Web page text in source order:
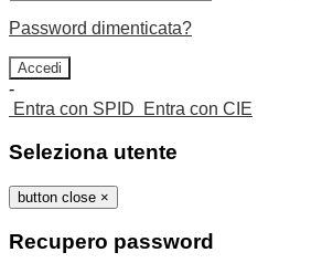
Password dimenticata?
-
Entra con SPID
Entra con CIE
Seleziona utente
button close ×
Recupero password